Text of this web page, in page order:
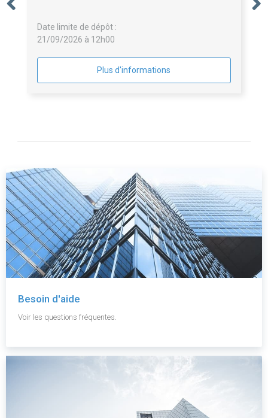
Date limite de dépôt :
21/09/2026 à 12h00
Plus d'informations
Besoin d'aide
Voir les questions fréquentes.